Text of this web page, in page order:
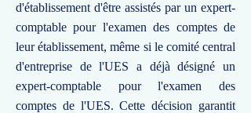
d'établissement d'être assistés par un expert-
comptable pour l'examen des comptes de
leur établissement, même si le comité central
d'entreprise de l'UES a déjà désigné un
expert-comptable pour l'examen des
comptes de l'UES. Cette décision garantit